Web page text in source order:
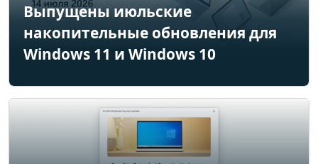
Выпущены июльские
накопительные обновления для
Windows 11 и Windows 10